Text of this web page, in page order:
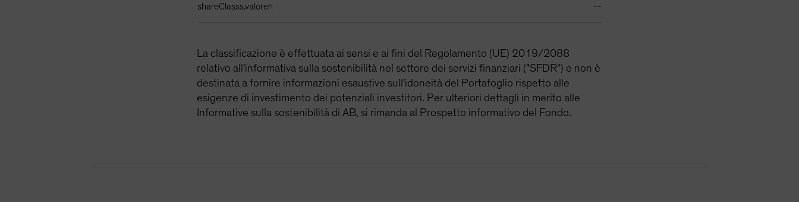
shareClasss.valoren --
La classificazione è effettuata ai sensi e ai fini del Regolamento (UE) 2019/2088
relativo all'informativa sulla sostenibilità nel settore dei servizi finanziari ("SFDR") e non è
destinata a fornire informazioni esaustive sull'idoneità del Portafoglio rispetto alle
esigenze di investimento dei potenziali investitori. Per ulteriori dettagli in merito alle
Informative sulla sostenibilità di AB, si rimanda al Prospetto informativo del Fondo.